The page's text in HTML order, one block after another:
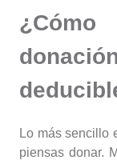
Lo más sencillo
piensas donar.